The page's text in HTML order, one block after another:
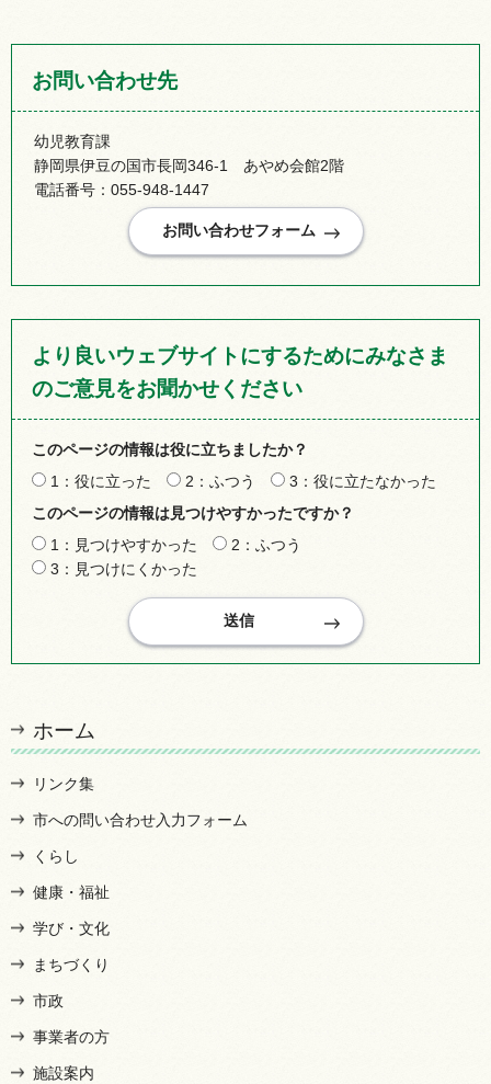
お問い合わせ先
幼児教育課
静岡県伊豆の国市長岡346-1 あやめ会館2階
電話番号：055-948-1447
より良いウェブサイトにするためにみなさま
のご意見をお聞かせください
このページの情報は役に立ちましたか？
1：役に立った
2：ふつう
3：役に立たなかった
このページの情報は見つけやすかったですか？
1：見つけやすかった
2：ふつう
3：見つけにくかった
ホーム
リンク集
市への問い合わせ入力フォーム
くらし
健康・福祉
学び・文化
まちづくり
市政
事業者の方
施設案内